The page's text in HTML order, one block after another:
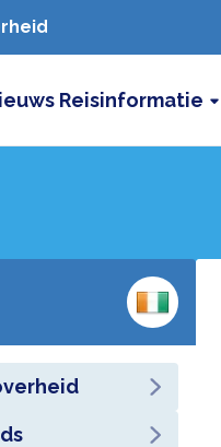
Reisinformatie